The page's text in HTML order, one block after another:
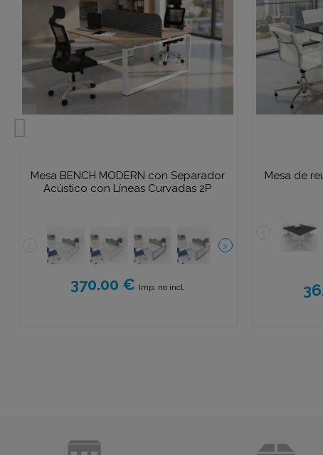
Mesa BENCH MODERN con Separador
Acústico con Líneas Curvadas 2P
370.00 € Imp. no incl.
Mesa de